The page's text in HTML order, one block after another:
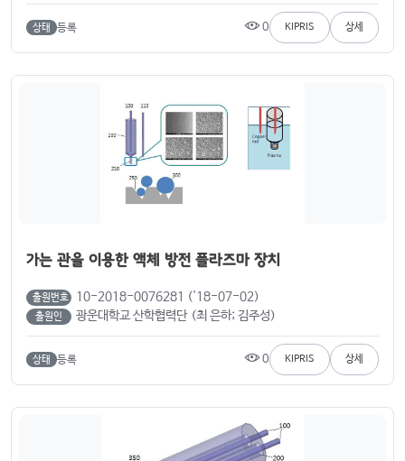
상태 등록 0 KIPRIS 상세
가는 관을 이용한 액체 방전 플라즈마 장치
출원번호 10-2018-0076281 ('18-07-02)
출원인 광운대학교 산학협력단 (최 은하; 김주성)
상태 등록 0 KIPRIS 상세